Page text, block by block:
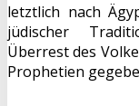
letztlich nach
jüdischer
Überrest des
Prophetien